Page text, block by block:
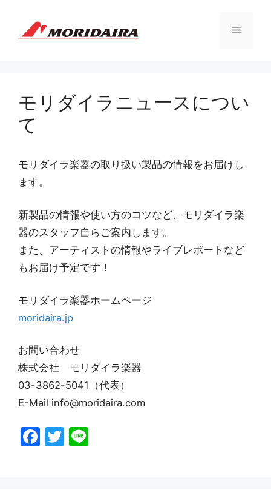
メ
ュ
モリダイラニュースについ
て
モリダイラ楽器の取り扱い製品の情報をお届けし
ます。
新製品の情報や使い方のコツなど、モリダイラ楽
器のスタッフ自らご案内します。
また、アーティストの情報やライブレポートなど
もお届け予定です！
モリダイラ楽器ホームページ
moridaira.jp
お問い合わせ
株式会社 モリダイラ楽器
03-3862-5041（代表）
E-Mail info@moridaira.com
F
T